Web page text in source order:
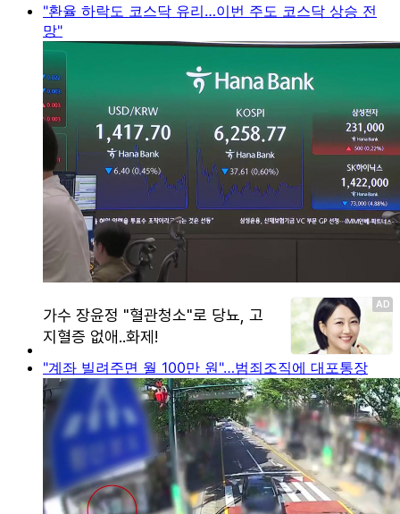
"환율 하락도 코스닥 유리…이번 주도 코스닥 상승 전
망"
"계좌 빌려주면 월 100만 원"…범죄조직에 대포통장